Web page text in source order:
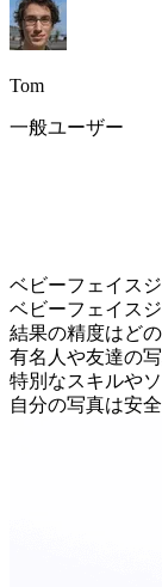
Tom
一般ユーザー
ベビーフェイス
ベビーフェイス
結果の精度はど
有名人や友達の
特別なスキルや
自分の写真は安